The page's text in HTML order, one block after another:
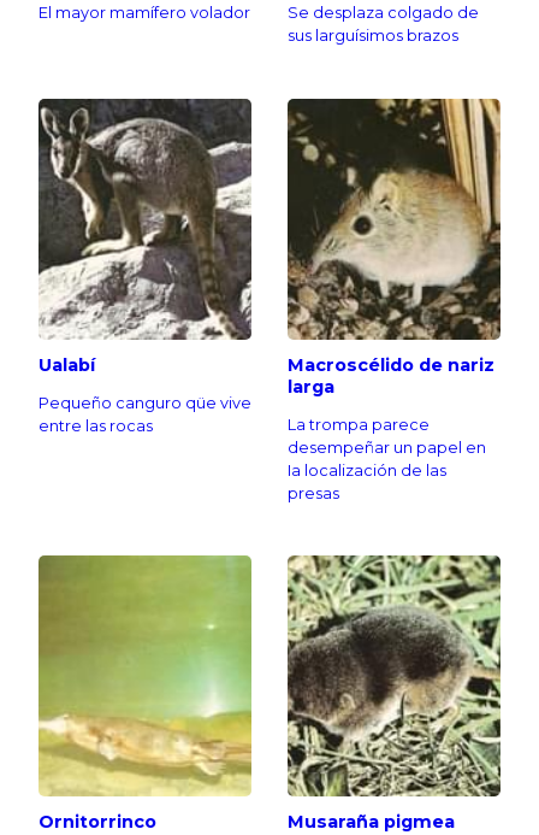
El mayor mamífero volador
Se desplaza colgado de
sus larguísimos brazos
Ualabí
Pequeño canguro qüe vive
entre las rocas
Macroscélido de nariz
larga
La trompa parece
desempeñar un papel en
Ia localización de las
presas
Ornitorrinco Musaraña pigmea